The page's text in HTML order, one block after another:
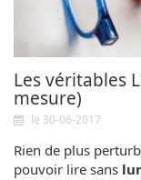
Les véritables
mesure)
le 30-06-2017
Rien de plus
pouvoir lire sans